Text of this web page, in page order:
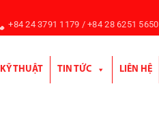
+84 24 3791 1179 / +84 28 6251 5650
THUẬT TIN TỨC LIÊN HỆ